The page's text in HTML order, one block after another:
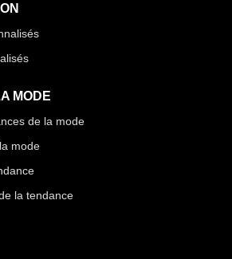
MODE
de la mode
mode
la tendance